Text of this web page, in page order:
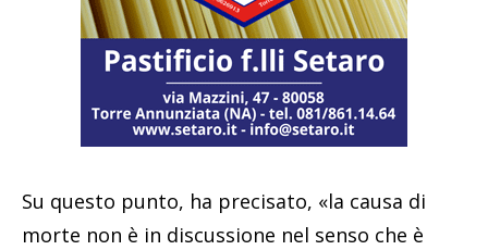
Su questo punto, ha precisato, «la causa di
morte non è in discussione nel senso che è